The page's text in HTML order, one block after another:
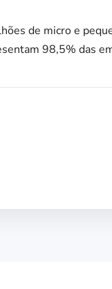
de micro e
98,5% das